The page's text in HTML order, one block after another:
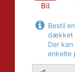
Bil
Bestil
dækket
Der
enkelte